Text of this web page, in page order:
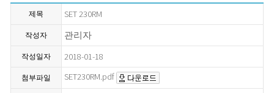
제목 SET 230RM
작성자 관리자
작성일자 2018-01-18
첨부파일 SET230RM.pdf
채용공고
오시는길